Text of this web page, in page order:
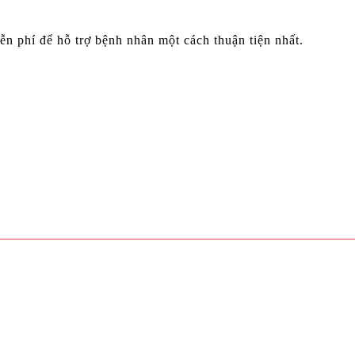
phí để hỗ trợ bệnh nhân một cách thuận tiện nhất.